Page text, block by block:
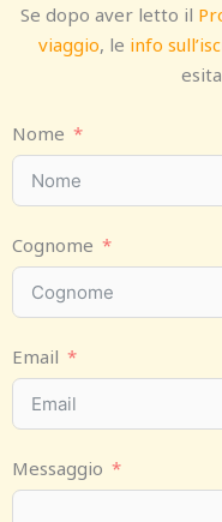
Se dopo aver letto il
viaggio, le info
Nome
Cognome
Email
Messaggio